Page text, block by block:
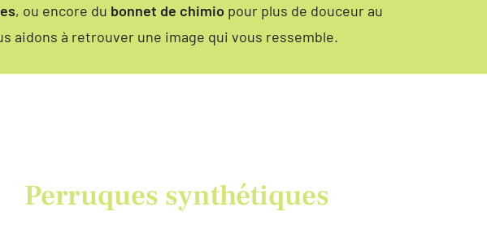
, ou encore du bonnet de chimio pour plus de douceur au
aidons à retrouver une image qui vous ressemble.
Perruques synthétiques